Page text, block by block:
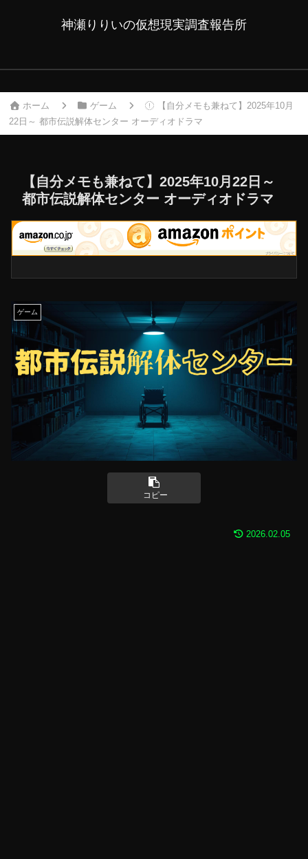
神瀬りりいの仮想現実調査報告所
ホーム ゲーム
【自分メモも兼ねて】2025年10月
22日～ 都市伝説解体センター オーディオドラマ
【自分メモも兼ねて】2025年10月22日～
都市伝説解体センター オーディオドラマ
ゲーム
コピー
2026.02.05